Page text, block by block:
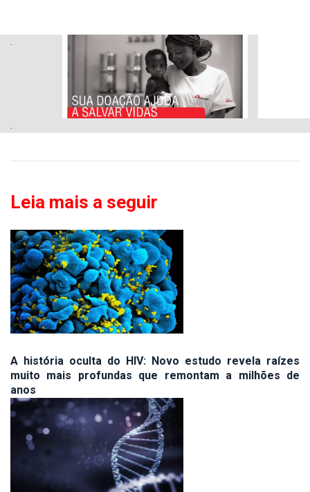
Leia mais a seguir
A história oculta do HIV: Novo estudo revela raízes
muito mais profundas que remontam a milhões de
anos